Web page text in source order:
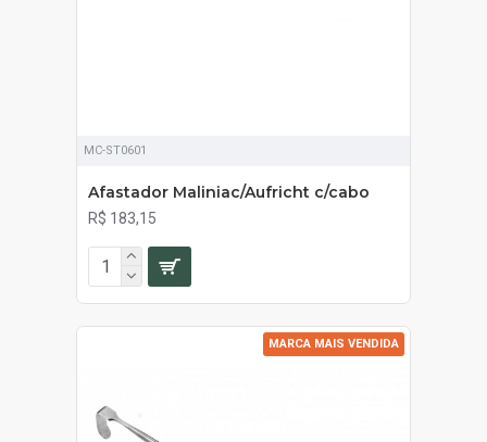
MC-ST0601
Afastador Maliniac/Aufricht c/cabo
R$ 183,15
MARCA MAIS VENDIDA